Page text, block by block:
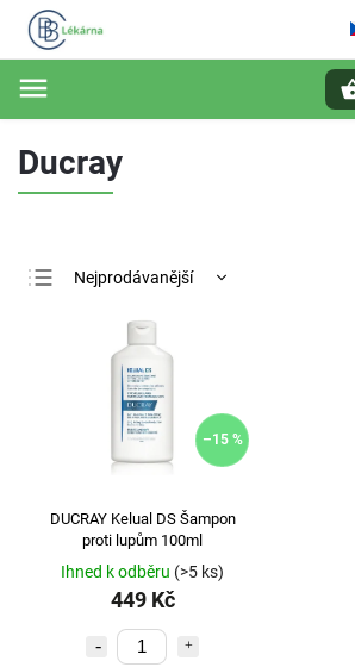
Ducray
Nejprodávanější
Nejdražší
Abecedně
–15 %
DUCRAY Kelual DS Šampon
proti lupům 100ml
Ihned k odběru (>5 ks)
449 Kč